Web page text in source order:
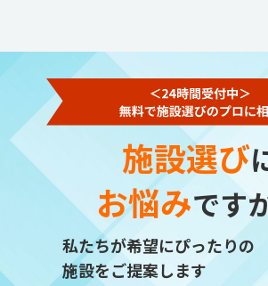
施設選び
お悩みです
私たちが希望にぴったりの
施設をご提案します